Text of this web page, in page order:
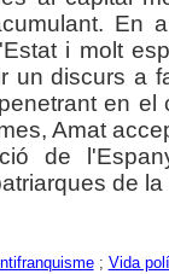
En
i molt
un discurs a
en
Amat
de
de
; Vida